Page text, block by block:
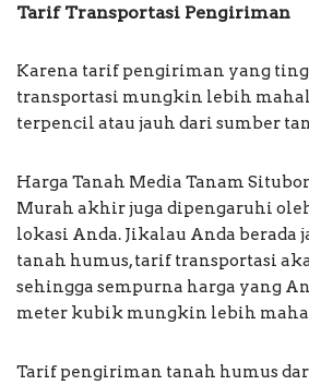
Tarif Transportasi Pengiriman
Karena tarif pengiriman yang
transportasi mungkin lebih
terpencil atau jauh dari sumber
Harga Tanah Media Tanam
Murah akhir juga dipengaruhi
lokasi Anda. Jikalau Anda berada
tanah humus, tarif transportasi
sehingga sempurna harga yang
meter kubik mungkin lebih
Tarif pengiriman tanah humus